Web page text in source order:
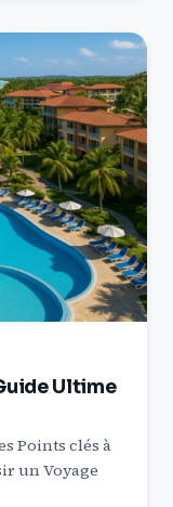
Ultime
Points clés à
un Voyage